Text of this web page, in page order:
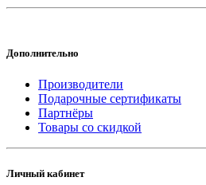
Дополнительно
Производители
Подарочные сертификаты
Партнёры
Товары со скидкой
Личный кабинет